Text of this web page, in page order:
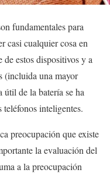
fundamentales para
casi cualquier cosa en
de estos dispositivos y a
(incluida una mayor
útil de la batería se ha
inteligentes.
preocupación que existe
la evaluación del
a la preocupación